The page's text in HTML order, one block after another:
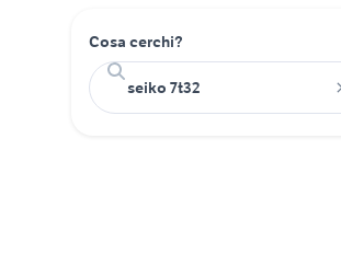
Cosa cerchi?